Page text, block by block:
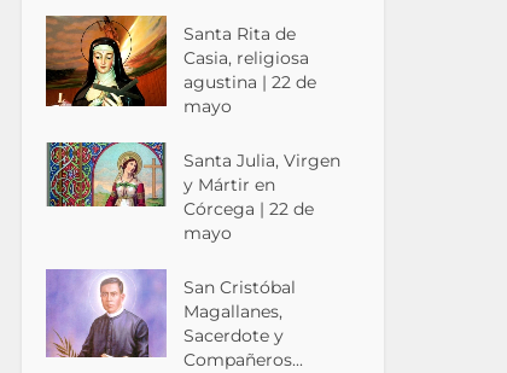
Santa Rita de
Casia, religiosa
agustina | 22 de
mayo
Santa Julia, Virgen
y Mártir en
Córcega | 22 de
mayo
San Cristóbal
Magallanes,
Sacerdote y
Compañeros...